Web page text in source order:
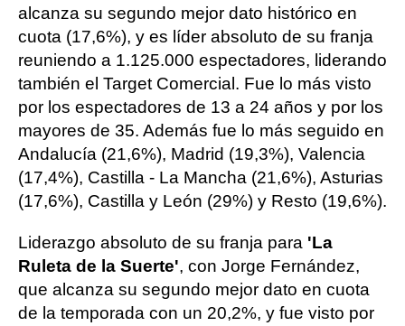
alcanza su segundo mejor dato histórico en
cuota (17,6%), y es líder absoluto de su franja
reuniendo a 1.125.000 espectadores, liderando
también el Target Comercial. Fue lo más visto
por los espectadores de 13 a 24 años y por los
mayores de 35. Además fue lo más seguido en
Andalucía (21,6%), Madrid (19,3%), Valencia
(17,4%), Castilla - La Mancha (21,6%), Asturias
(17,6%), Castilla y León (29%) y Resto (19,6%).
Liderazgo absoluto de su franja para 'La
Ruleta de la Suerte', con Jorge Fernández,
que alcanza su segundo mejor dato en cuota
de la temporada con un 20,2%, y fue visto por